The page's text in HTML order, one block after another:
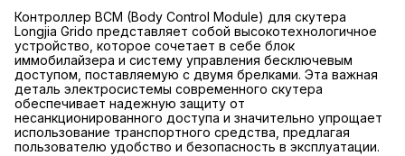
Контроллер BCM (Body Control Module) для скутера
Longjia Grido представляет собой высокотехнологичное
устройство, которое сочетает в себе блок
иммобилайзера и систему управления бесключевым
доступом, поставляемую с двумя брелками. Эта важная
деталь электросистемы современного скутера
обеспечивает надежную защиту от
несанкционированного доступа и значительно упрощает
использование транспортного средства, предлагая
пользователю удобство и безопасность в эксплуатации.